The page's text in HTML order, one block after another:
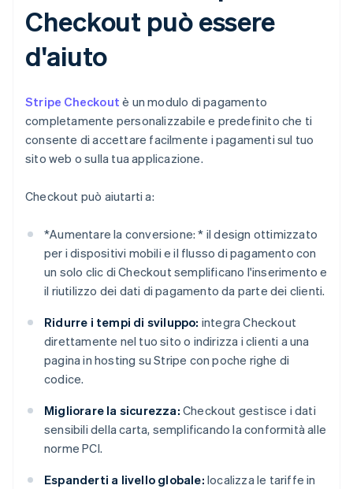
Checkout può essere
d'aiuto
Stripe Checkout è un modulo di pagamento
completamente personalizzabile e predefinito che ti
consente di accettare facilmente i pagamenti sul tuo
sito web o sulla tua applicazione.
Checkout può aiutarti a:
*Aumentare la conversione: * il design ottimizzato
per i dispositivi mobili e il flusso di pagamento con
un solo clic di Checkout semplificano l'inserimento e
il riutilizzo dei dati di pagamento da parte dei clienti.
Ridurre i tempi di sviluppo: integra Checkout
direttamente nel tuo sito o indirizza i clienti a una
pagina in hosting su Stripe con poche righe di
codice.
Migliorare la sicurezza: Checkout gestisce i dati
sensibili della carta, semplificando la conformità alle
norme PCI.
Espanderti a livello globale: localizza le tariffe in